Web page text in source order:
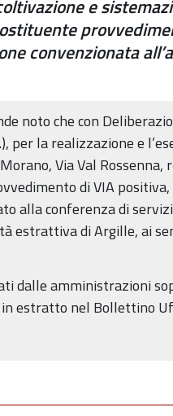
e
convenzionata
noto che con
la realizzazione e
Via Val
di VIA
alla conferenza di
estrattiva di Argille, ai
dalle amministrazioni
estratto nel Bollettino